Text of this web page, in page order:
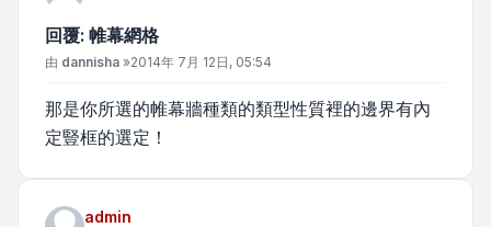
回覆: 帷幕網格
文章
由 dannisha »2014年 7月 12日, 05:54
那是你所選的帷幕牆種類的類型性質裡的邊界有內
定豎框的選定！
admin